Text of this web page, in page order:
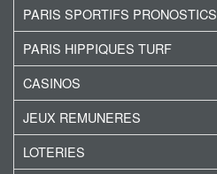
PARIS SPORTIFS PRONOSTICS
PARIS HIPPIQUES TURF
CASINOS
JEUX REMUNERES
LOTERIES